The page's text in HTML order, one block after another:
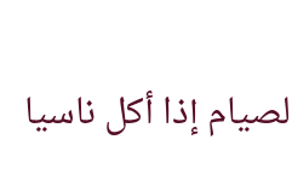
إذا أكل ناسيا